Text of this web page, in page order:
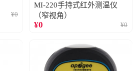
¥0
MI-220手持式红外测温仪
（窄视角）
¥0 ¥0